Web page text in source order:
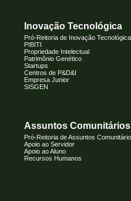
Inovação Tecnológica
Pró-Reitoria de Inovação Tecnológica
PIBITI
Propriedade Intelectual
Patrimônio Genético
Startups
Centros de P&D&I
Empresa Junior
SISGEN
Assuntos Comunitários
Pró-Reitoria de Assuntos
Apoio ao Servidor
Apoio ao Aluno
Recursos Humanos